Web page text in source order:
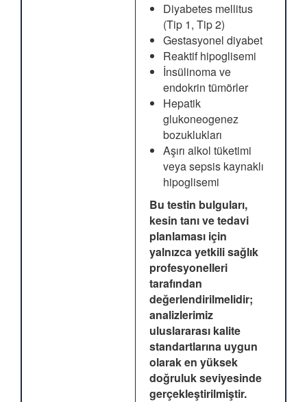
Diyabetes mellitus
(Tip 1, Tip 2)
Gestasyonel diyabet
Reaktif hipoglisemi
İnsülinoma ve
endokrin tümörler
Hepatik
glukoneogenez
bozuklukları
Aşırı alkol tüketimi
veya sepsis kaynaklı
hipoglisemi
Bu testin bulguları,
kesin tanı ve tedavi
planlaması için
yalnızca yetkili sağlık
profesyonelleri
tarafından
değerlendirilmelidir;
analizlerimiz
uluslararası kalite
standartlarına uygun
olarak en yüksek
doğruluk seviyesinde
gerçekleştirilmiştir.